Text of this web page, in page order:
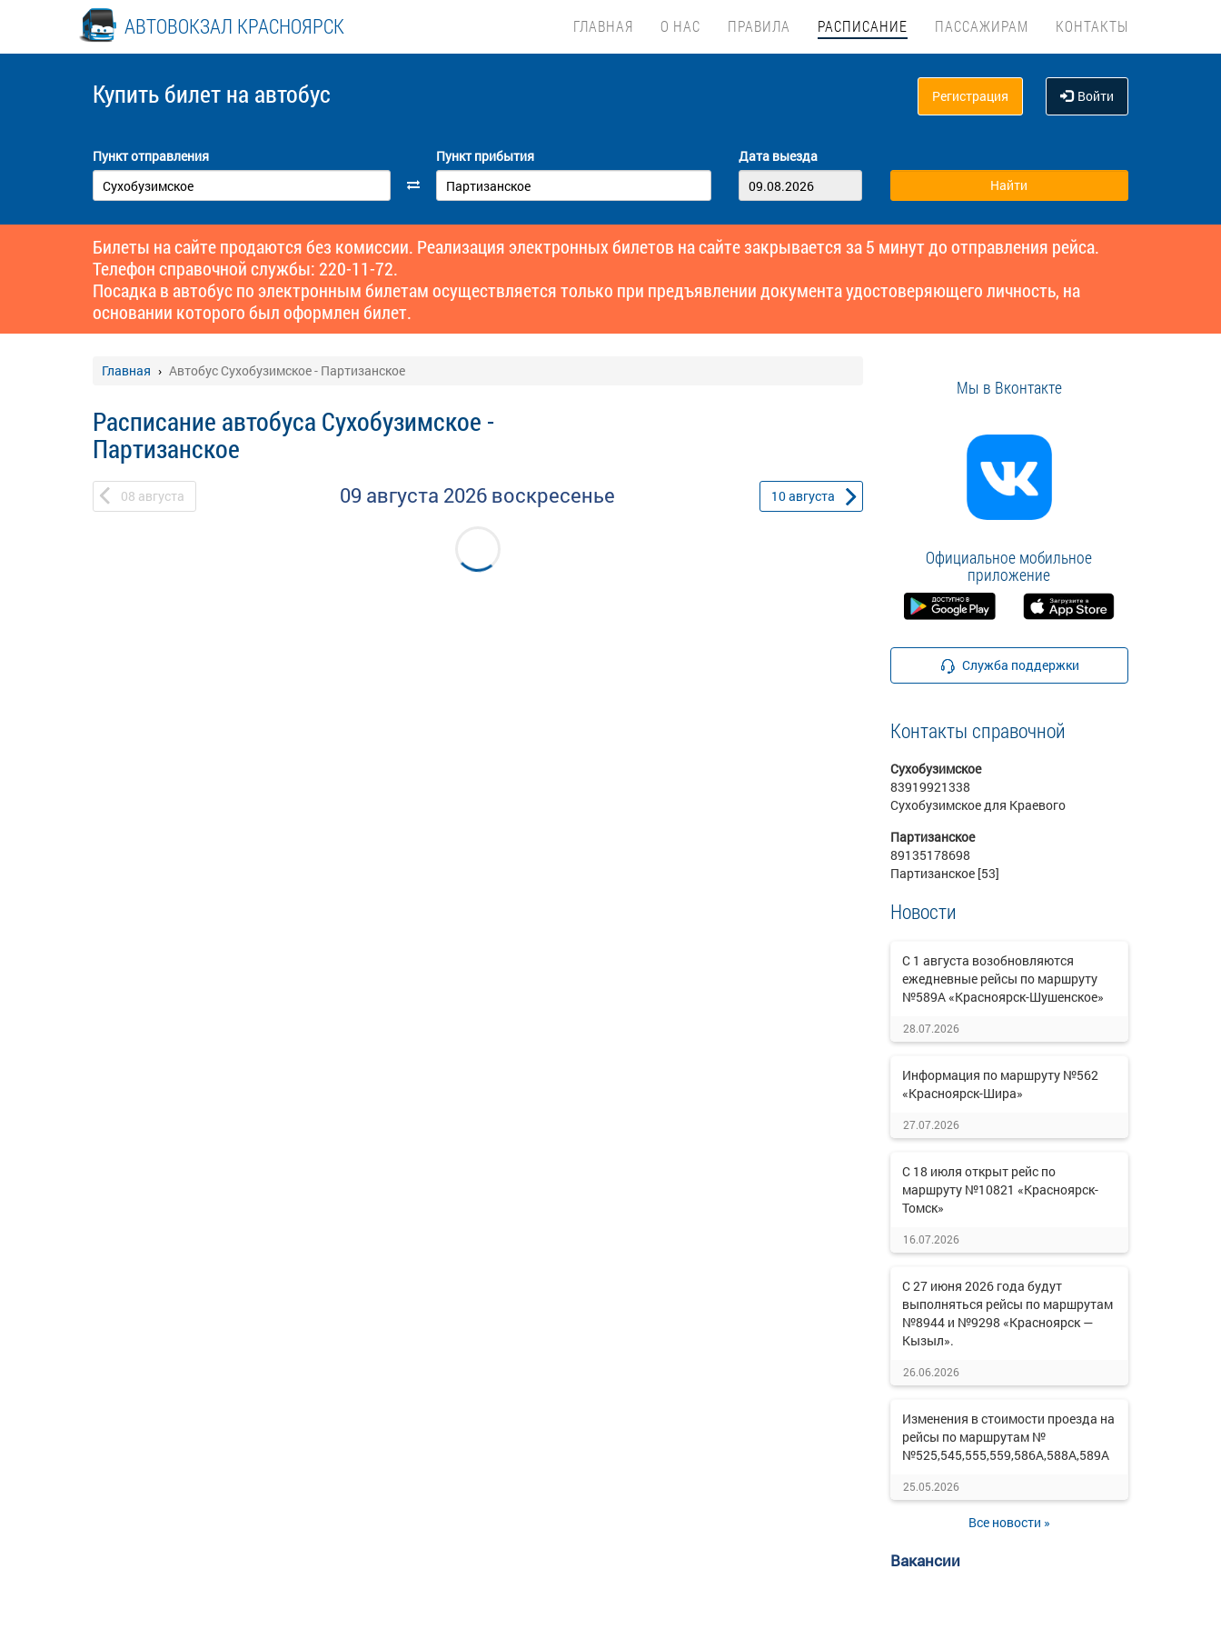
АВТОВОКЗАЛ КРАСНОЯРСК ГЛАВНАЯ О НАС ПРАВИЛА РАСПИСАНИЕ ПАССАЖИРАМ КОНТАКТЫ
Купить билет на автобус Регистрация Войти
Пункт отправления Пункт прибытия Дата выезда
Билеты на сайте продаются без комиссии. Реализация электронных билетов на сайте закрывается за 5 минут до отправления рейса.
Телефон справочной службы: 220-11-72.
Посадка в автобус по электронным билетам осуществляется только при предъявлении документа удостоверяющего личность, на
основании которого был оформлен билет.
Главная Автобус Сухобузимское - Партизанское
Расписание автобуса Сухобузимское -
Партизанское
08 августа 09 августа 2026 воскресенье 10августа
Мы в Вконтакте
Официальное мобильное
приложение
Служба поддержки
Контакты справочной
Сухобузимское
83919921338
Сухобузимское для Краевого
Партизанское
89135178698
Партизанское [53]
Новости
С 1 августа возобновляются
ежедневные рейсы по маршруту
№589А «Красноярск-Шушенское»
28.07.2026
Информация по маршруту №562
«Красноярск-Шира»
27.07.2026
С 18 июля открыт рейс по
маршруту №10821 «Красноярск-
Томск»
16.07.2026
С 27 июня 2026 года будут
выполняться рейсы по маршрутам
№8944 и №9298 «Красноярск —
Кызыл».
26.06.2026
Изменения в стоимости проезда на
рейсы по маршрутам №
№525,545,555,559,586А,588А,589А
25.05.2026
Все новости »
Вакансии